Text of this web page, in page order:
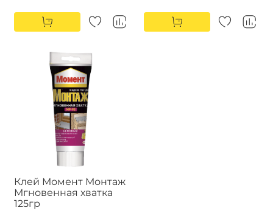
Клей Момент Монтаж
Мгновенная хватка
125гр